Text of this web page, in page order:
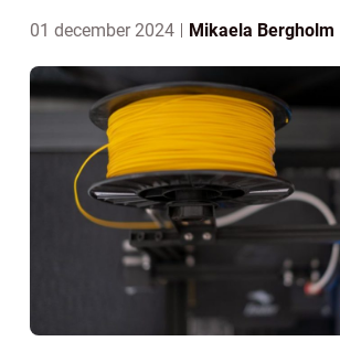
01 december 2024 Mikaela Bergholm